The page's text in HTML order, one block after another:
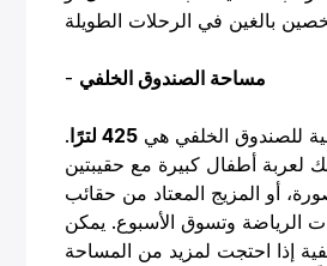
- مساحة الصندوق الخلفي
للصندوق الخلفي هي 425 لترًا
.
لعربة أطفال كبيرة مع حقيبتين
أو المزيج المعتاد من حقائب
الرياضة وتسوق الأسبوع. يمكن
إذا احتجت لمزيد من المساحة